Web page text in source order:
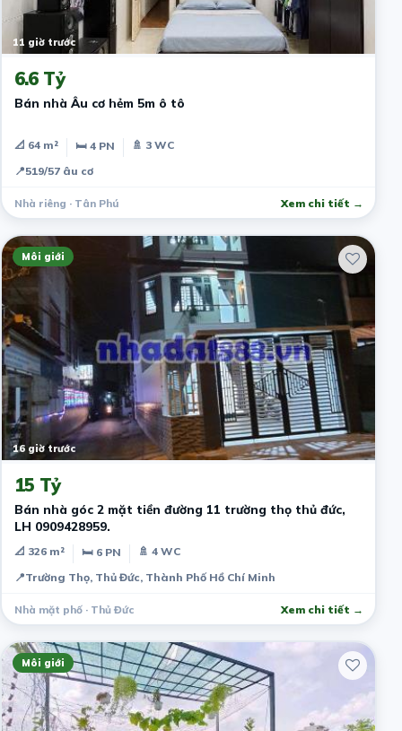
11 giờ trước
6.6 Tỷ
Bán nhà Âu cơ hẻm 5m ô tô
📐 64 m² 🛏 4 PN
🚿 3 WC
📍519/57 âu cơ
Nhà riêng · Tân Phú Xem chi tiết →
Môi giới
16 giờ trước
15 Tỷ
Bán nhà góc 2 mặt tiền đường 11 trường thọ thủ đức,
LH 0909428959.
📐 326 m² 🛏 6 PN
🚿 4 WC
📍Trường Thọ, Thủ Đức, Thành Phố Hồ Chí Minh
Nhà mặt phố · Thủ Đức Xem chi tiết →
Môi giới